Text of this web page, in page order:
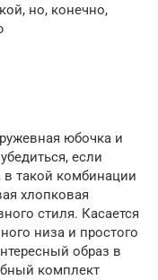
но, конечно,
юбочка и
если
такой комбинации
хлопковая
стиля. Касается
низа и простого
образ в
комплект